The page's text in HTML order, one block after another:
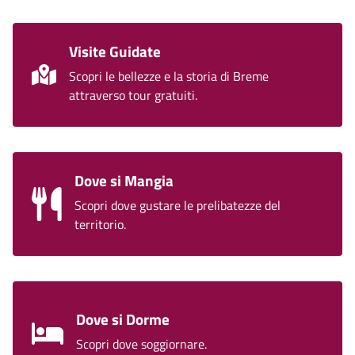
Info: 328 781636
prevalentemente in canne palustri, mazzesorde e
carici.
Visite Guidate
Scopri le bellezze e la storia di Breme
attraverso tour gratuiti.
Dove si Mangia
Scopri dove gustare le prelibatezze del
territorio.
Dove si Dorme
Scopri dove soggiornare.